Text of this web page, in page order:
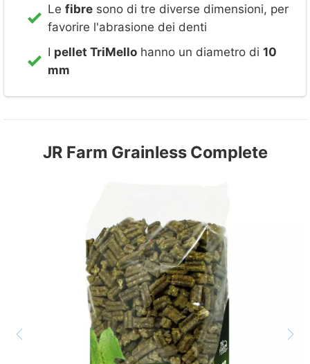
Lefibre sono di tre diverse dimensioni, per
favorire l'abrasione dei denti
I pellet TriMello hanno un diametro di10
mm
JR Farm Grainless Complete